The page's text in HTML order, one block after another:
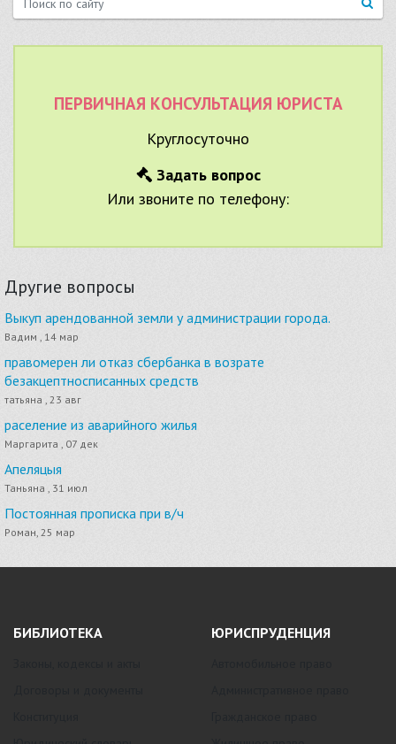
ПЕРВИЧНАЯ КОНСУЛЬТАЦИЯ ЮРИСТА
Круглосуточно
Задать вопрос
Или звоните по телефону:
Другие вопросы
Выкуп арендованной земли у администрации города.
Вадим , 14 мар
правомерен ли отказ сбербанка в возрате
безакцептносписанных средств
татьяна , 23 авг
раселение из аварийного жилья
Маргарита , 07 дек
Апеляцыя
Таньяна , 31 июл
Постоянная прописка при в/ч
Роман, 25 мар
БИБЛИОТЕКА ЮРИСПРУДЕНЦИЯ